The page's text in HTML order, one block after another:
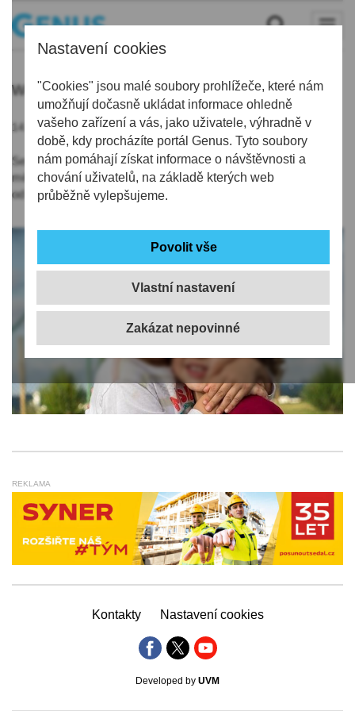
Nastavení cookies
"Cookies" jsou malé soubory prohlížeče, které nám
umožňují dočasně ukládat informace ohledně
vašeho zařízení a vás, jako uživatele, výhradně v
době, kdy procházíte portál Genus. Tyto soubory
nám pomáhají získat informace o návštěvnosti a
chování uživatelů, na základě kterých web
průběžně vylepšujeme.
Vlastní nastavení
waldorf
14.07.2021 | 11:31
Semily jsou centrem waldorfského vzdělávání v Lib. kraji. Ve
městě s 8400 obyvateli je nejen mateřská a základní škola, ale
od roku 2006 také lyceum.
REKLAMA
Kontakty Nastavení cookies
Developed by UVM